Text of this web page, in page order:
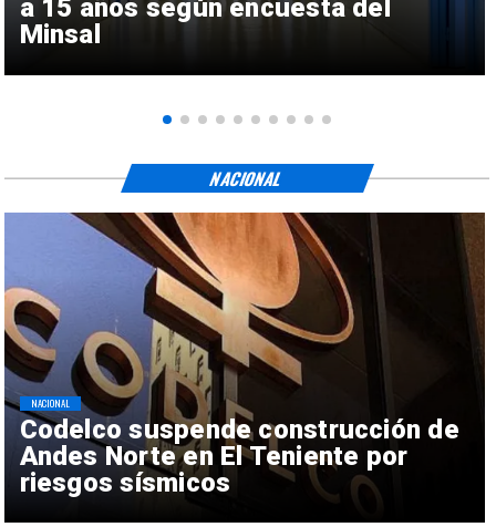
a 15 años según encuesta del
Minsal
Codelco suspende construcción de
Andes Norte en El Teniente por
riesgos sísmicos
NACIONAL
NACIONAL